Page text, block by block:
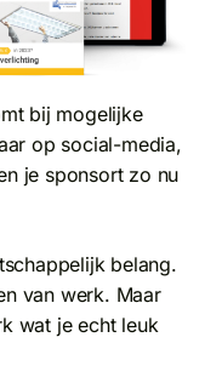
bij mogelijke
op social-media,
je sponsort zo nu
belang.
van werk. Maar
wat je echt leuk